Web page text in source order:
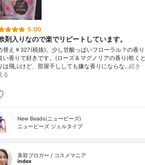
5.00
剤入りなので楽でリピートしています。
替え￥327(税抜)。少し甘酸っぱいフローラル？の香り
い香りで好きです。(ローズ＆マグノリアの香り)乾くと
は飛ぶけど、部屋干ししても嫌な香りにならな…続き
る
New Beads(ニュービーズ)
ニュービーズ ジェルタイプ
美容ブロガー / コスメマニア
index